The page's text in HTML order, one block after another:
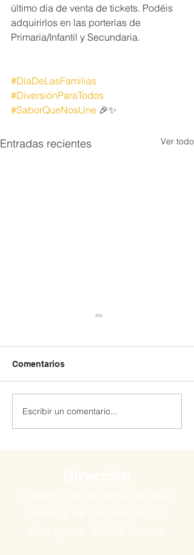
último día de venta de tickets. Podéis
adquirirlos en las porterías de
Primaria/Infantil y Secundaria.
#DíaDeLasFamilias
#DiversiónParaTodos
#SaborQueNosUne 🎉✨
Entradas recientes Ver todo
Extraescolar patinaje y
hockey línea 🏒🛼
Comentarios
Escribir un comentario...